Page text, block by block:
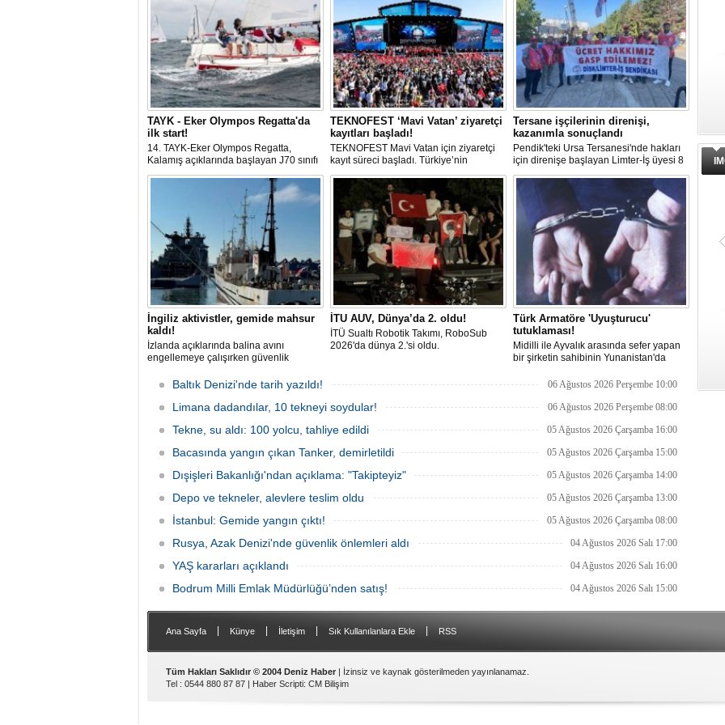
TAYK - Eker Olympos Regatta'da
ilk start!
14. TAYK-Eker Olympos Regatta,
Kalamış açıklarında başlayan J70 sınıfı
yarışlarıyla ilk startını verdi. İstanbul'u 10
gün boyunca yelken coşkusuyla
buluşturacak organizasyonun ilk
gününde 9 tekne rüzgârla buluştu.
TEKNOFEST ‘Mavi Vatan’ ziyaretçi
kayıtları başladı!
TEKNOFEST Mavi Vatan için ziyaretçi
kayıt süreci başladı. Türkiye’nin
denizcilik ve savunma teknolojilerine
odaklanan etkinliği, 20-23 Ağustos
tarihleri arasında Gölcük Tersanesi
Komutanlığı’nda gerçekleştirilecek.
Tersane işçilerinin direnişi,
kazanımla sonuçlandı
Pendik'teki Ursa Tersanesi'nde hakları
için direnişe başlayan Limter-İş üyesi 8
işçinin mücadelesi sonuç verdi. İşveren,
arabulucu görüşmesinde tüm
alacakların ödenmesini kabul etti.
Sendika, sözlerin tutulmaması halinde
direnişin süreceğini açıkladı
İngiliz aktivistler, gemide mahsur
kaldı!
İzlanda açıklarında balina avını
engellemeye çalışırken güvenlik
protesto gemisindeki 21 çevre aktivisti,
günlerdir gemiden çıkmalarına izin
verilmediğini ve temel haklarının ihlal
Britanyalı aktivist de bulunuyor.
İTU AUV, Dünya’da 2. oldu!
İTÜ Sualtı Robotik Takımı, RoboSub
2026'da dünya 2.'si oldu.
Türk Armatöre 'Uyuşturucu'
tutuklaması!
Midilli ile Ayvalık arasında sefer yapan
bir şirketin sahibinin Yunanistan'da
Baltık Denizi'nde tarih yazıldı! 06 Ağustos 2026 Perşembe 10:00
Limana dadandılar, 10 tekneyi soydular! 06 Ağustos 2026 Perşembe 08:00
Tekne, su aldı: 100 yolcu, tahliye edildi 05 Ağustos 2026 Çarşamba 16:00
Bacasında yangın çıkan Tanker, demirletildi 05 Ağustos 2026 Çarşamba 15:00
Dışişleri Bakanlığı'ndan açıklama: "Takipteyiz" 05 Ağustos 2026 Çarşamba 14:00
Depo ve tekneler, alevlere teslim oldu 05 Ağustos 2026 Çarşamba 13:00
İstanbul: Gemide yangın çıktı! 05 Ağustos 2026 Çarşamba 08:00
Rusya, Azak Denizi'nde güvenlik önlemleri aldı 04 Ağustos 2026 Salı 17:00
YAŞ kararları açıklandı 04 Ağustos 2026 Salı 16:00
Bodrum Milli Emlak Müdürlüğü’nden satış! 04 Ağustos 2026 Salı 15:00
Ana Sayfa Künye İletişim Sık Kullanılanlara Ekle RSS
Tüm Hakları Saklıdır © 2004 Deniz Haber | İzinsiz ve kaynak gösterilmeden yayınlanamaz.
Tel : 0544 880 87 87 | Haber Scripti: CM Bilişim